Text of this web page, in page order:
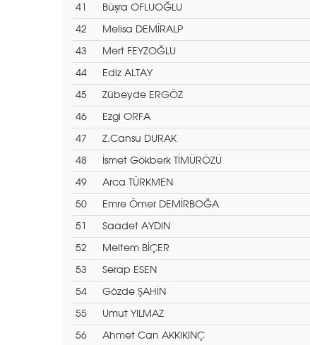
41 Büşra OFLUOĞLU
42 Melisa DEMİRALP
43 Mert FEYZOĞLU
44 Ediz ALTAY
45 Zübeyde ERGÖZ
46 Ezgi ORFA
47 Z.Cansu DURAK
48 İsmet Gökberk TİMÜRÖZÜ
49 Arca TÜRKMEN
50 Emre Ömer DEMİRBOĞA
51 Saadet AYDIN
52 Meltem BİÇER
53 Serap ESEN
54 Gözde ŞAHİN
55 Umut YILMAZ
56 Ahmet Can AKKIKINÇ